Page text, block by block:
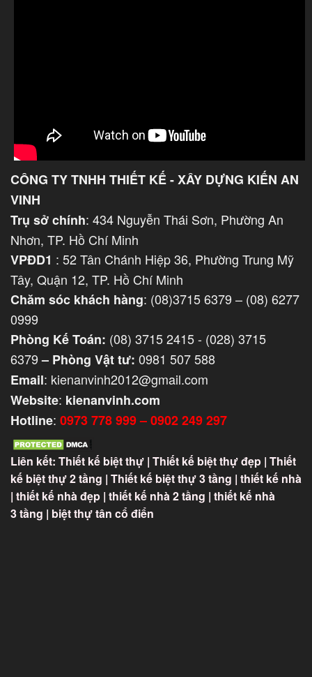
CÔNG TY TNHH THIẾT KẾ - XÂY DỰNG KIẾN AN
VINH
Trụ sở chính: 434 Nguyễn Thái Sơn, Phường An
Nhơn, TP. Hồ Chí Minh
VPĐD1 : 52 Tân Chánh Hiệp 36, Phường Trung Mỹ
Tây, Quận 12, TP. Hồ Chí Minh
Chăm sóc khách hàng: (08)3715 6379 – (08) 6277
0999
Phòng Kế Toán: (08) 3715 2415 - (028) 3715
6379– Phòng Vật tư: 0981 507 588
Email: kienanvinh2012@gmail.com
Website: kienanvinh.com
Hotline: 0973 778 999 – 0902 249 297
Liên kết: Thiết kế biệt thự | Thiết kế biệt thự đẹp | Thiết
kế biệt thự 2 tầng | Thiết kế biệt thự 3 tầng | thiết kế nhà
| thiết kế nhà đẹp | thiết kế nhà 2 tầng | thiết kế nhà
3 tầng | biệt thự tân cổ điển